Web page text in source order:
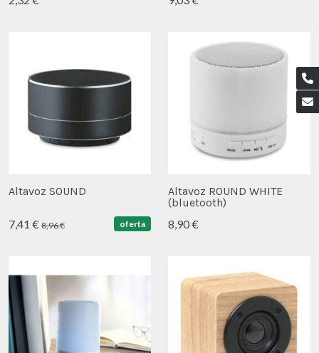
Altavoz SOUND
7,41 € 8,96 € oferta
Altavoz ROUND WHITE
(bluetooth)
8,90 €